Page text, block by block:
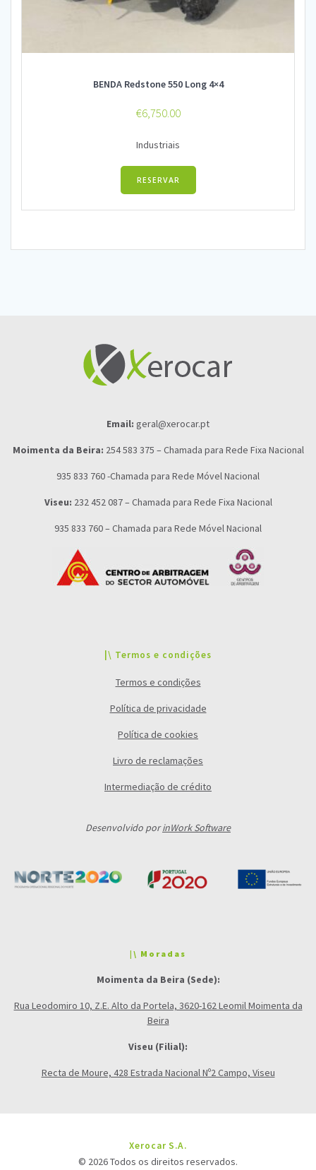
BENDA Redstone 550 Long 4×4
€6,750.00
Industriais
RESERVAR
Email: geral@xerocar.pt
Moimenta da Beira: 254 583 375 – Chamada para Rede Fixa Nacional
935 833 760 -Chamada para Rede Móvel Nacional
Viseu: 232 452 087 – Chamada para Rede Fixa Nacional
935 833 760 – Chamada para Rede Móvel Nacional
|\ Termos e condições
Termos e condições
Política de privacidade
Política de cookies
Livro de reclamações
Intermediação de crédito
Desenvolvido porinWork Software
|\ Moradas
Moimenta da Beira (Sede):
Rua Leodomiro 10, Z.E. Alto da Portela, 3620-162 Leomil Moimenta da
Beira
Viseu (Filial):
Recta de Moure, 428 Estrada Nacional Nº2 Campo, Viseu
Xerocar S.A.
© 2026 Todos os direitos reservados.